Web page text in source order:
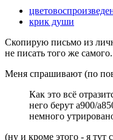
крик души
Скопирую письмо из
не писать того же самого.
Меня спрашивают (по
Как это всё
него берут a900/
немного
(ну и кроме этого - я тут